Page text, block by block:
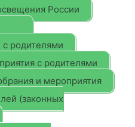
России
с родителями
с родителями
и мероприятия
(законных